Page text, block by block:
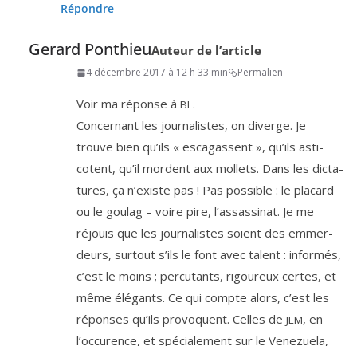
Répondre
Gerard PonthieuAuteur de l’article
4 décembre 2017 à 12 h 33 min Permalien
Voir ma réponse à BL.
Concernant les jour­na­listes, on diverge. Je
trouve bien qu’ils « esca­gassent », qu’ils asti­
cotent, qu’il mordent aux mol­lets. Dans les dic­ta­
tures, ça n’existe pas ! Pas pos­sible : le pla­card
ou le gou­lag – voire pire, l’as­sas­si­nat. Je me
réjouis que les jour­na­listes soient des emmer­
deurs, sur­tout s’ils le font avec talent : infor­més,
c’est le moins ; per­cu­tants, rigou­reux certes, et
même élé­gants. Ce qui compte alors, c’est les
réponses qu’ils pro­voquent. Celles de JLM, en
l’oc­cu­rence, et spé­cia­le­ment sur le Venezuela,